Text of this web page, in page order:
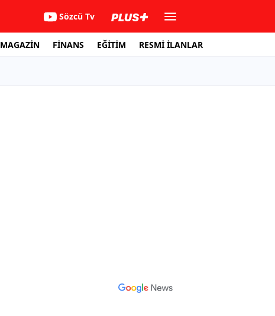
Sözcü Tv
MAGAZİN FİNANS EĞİTİM RESMİ İLANLAR